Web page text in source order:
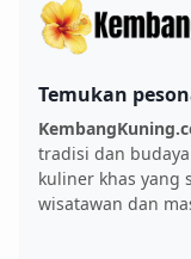
Temukan
tradisi dan
kuliner khas yang
wisatawan dan